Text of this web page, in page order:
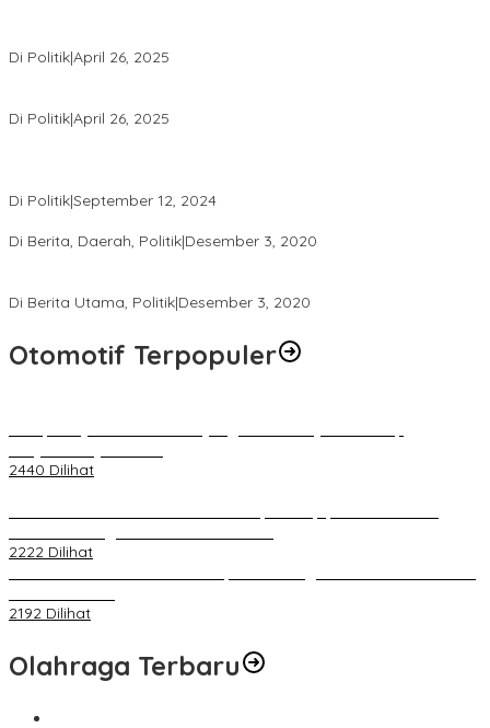
Di Politik|April 26, 2025
Di Politik|April 26, 2025
Di Politik|September 12, 2024
Di Berita, Daerah, Politik|Desember 3, 2020
Di Berita Utama, Politik|Desember 3, 2020
Otomotif Terpopuler
2440 Dilihat
2222 Dilihat
2192 Dilihat
Olahraga Terbaru